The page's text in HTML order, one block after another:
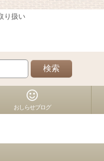
り扱い
検索
おしらせブログ